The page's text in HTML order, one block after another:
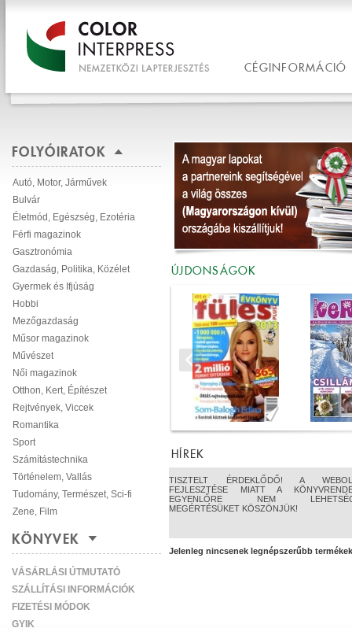
CÉGINFORMÁCIÓ
FOLYÓIRATOK
Autó, Motor, Járművek
Bulvár
Életmód, Egészség, Ezotéria
Férfi magazinok
Gasztronómia
Gazdaság, Politika, Közélet
Gyermek és Ifjúság
Hobbi
Mezőgazdaság
Műsor magazinok
Művészet
Női magazinok
Otthon, Kert, Építészet
Rejtvények, Viccek
Romantika
Sport
Számítástechnika
Történelem, Vallás
Tudomány, Természet, Sci-fi
Zene, Film
KÖNYVEK
VÁSÁRLÁSI ÚTMUTATÓ
SZÁLLÍTÁSI INFORMÁCIÓK
FIZETÉSI MÓDOK
GYIK
ÚJDONSÁGOK
HÍREK
TISZTELT ÉRDEKLŐDŐ! A
FEJLESZTÉSE MIATT A
EGYENLŐRE NEM
MEGÉRTÉSÜKET KÖSZÖNJÜK!
Jelenleg nincsenek legnépszerűbb termékek